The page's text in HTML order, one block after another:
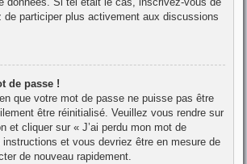
de participer plus activement aux discussions
de passe !
que votre mot de passe ne puisse pas être
être réinitialisé. Veuillez vous rendre sur
et cliquer sur « J’ai perdu mon mot de
et vous devriez être en mesure de
de nouveau rapidement.